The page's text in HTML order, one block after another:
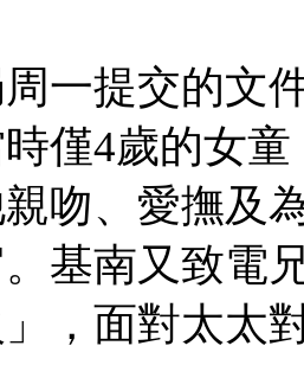
一提交的文
僅4歲的女
吻、愛撫及
基南又致電
，面對太太